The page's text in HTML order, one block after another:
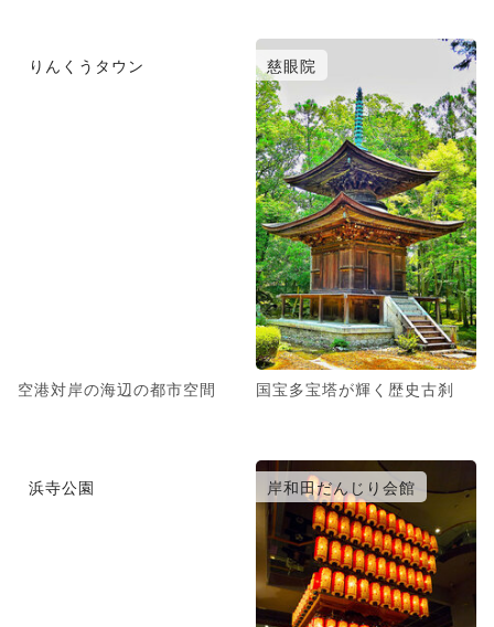
りんくうタウン
空港対岸の海辺の都市空間
慈眼院
国宝多宝塔が輝く歴史古刹
浜寺公園 岸和田だんじり会館